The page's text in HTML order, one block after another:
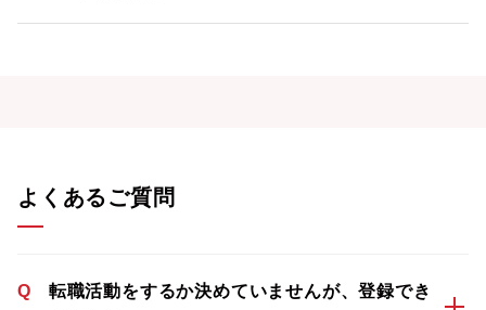
よくあるご質問
Q
転職活動をするか決めていませんが、登録でき